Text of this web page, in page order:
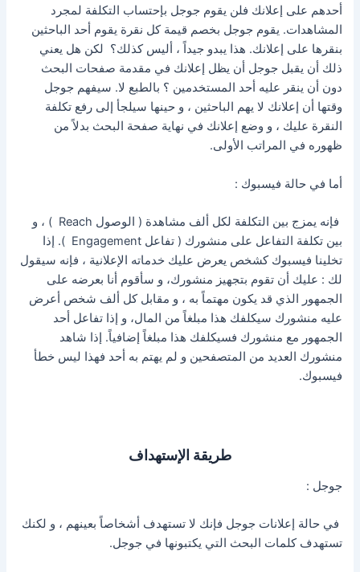
أحدهم على إعلانك فلن يقوم جوجل بإحتساب التكلفة لمجرد
المشاهدات. يقوم جوجل بخصم قيمة كل نقرة يقوم أحد الباحثين
بنقرها على إعلانك. هذا يبدو جيداً ، أليس كذلك؟ لكن هل يعني
ذلك أن يقبل جوجل أن يظل إعلانك في مقدمة صفحات البحث
دون أن ينقر عليه أحد المستخدمين ؟ بالطبع لا. سيفهم جوجل
وقتها أن إعلانك لا يهم الباحثين ، و حينها سيلجأ إلى رفع تكلفة
النقرة عليك ، و وضع إعلانك في نهاية صفحة البحث بدلاً من
ظهوره في المراتب الأولى.
أما في حالة فيسبوك :
فإنه يمزج بين التكلفة لكل ألف مشاهدة ( الوصول Reach ) ، و
بين تكلفة التفاعل على منشورك ( تفاعل Engagement ). إذا
تخلينا فيسبوك كشخص يعرض عليك خدماته الإعلانية ، فإنه سيقول
لك : عليك أن تقوم بتجهيز منشورك، و سأقوم أنا بعرضه على
الجمهور الذي قد يكون مهتماً به ، و مقابل كل ألف شخص أعرض
عليه منشورك سيكلفك هذا مبلغاً من المال، و إذا تفاعل أحد
الجمهور مع منشورك فسيكلفك هذا مبلغاً إضافياً. إذا شاهد
منشورك العديد من المتصفحين و لم يهتم به أحد فهذا ليس خطأ
فيسبوك.
طريقة الإستهداف
جوجل :
في حالة إعلانات جوجل فإنك لا تستهدف أشخاصاً بعينهم ، و لكنك
تستهدف كلمات البحث التي يكتبونها في جوجل.